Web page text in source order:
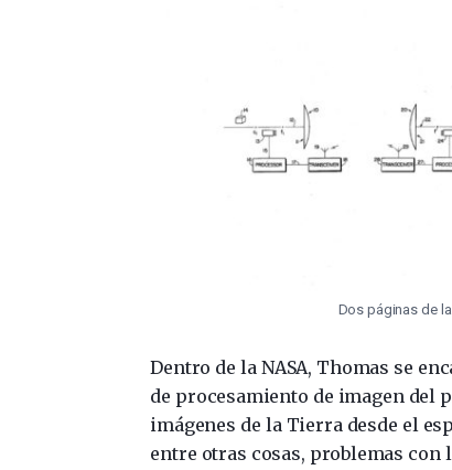
Dos páginas de
Dentro de la NASA, Thomas se
de procesamiento de imagen del
imágenes de la Tierra desde el
entre otras cosas, problemas con